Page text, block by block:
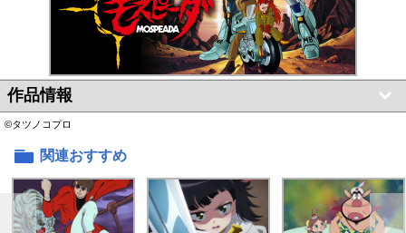
作品情報
©タツノコプロ
関連おすすめ